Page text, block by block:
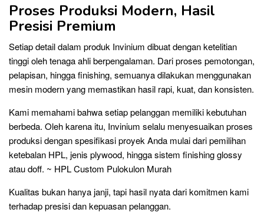
Proses Produksi Modern, Hasil
Presisi Premium
Setiap detail dalam produk Invinium dibuat dengan ketelitian
tinggi oleh tenaga ahli berpengalaman. Dari proses pemotongan,
pelapisan, hingga finishing, semuanya dilakukan menggunakan
mesin modern yang memastikan hasil rapi, kuat, dan konsisten.
Kami memahami bahwa setiap pelanggan memiliki kebutuhan
berbeda. Oleh karena itu, Invinium selalu menyesuaikan proses
produksi dengan spesifikasi proyek Anda mulai dari pemilihan
ketebalan HPL, jenis plywood, hingga sistem finishing glossy
atau doff. ~ HPL Custom Pulokulon Murah
Kualitas bukan hanya janji, tapi hasil nyata dari komitmen kami
terhadap presisi dan kepuasan pelanggan.